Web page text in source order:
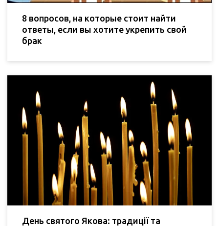
8 вопросов, на которые стоит найти
ответы, если вы хотите укрепить свой
брак
День святого Якова: традиції та